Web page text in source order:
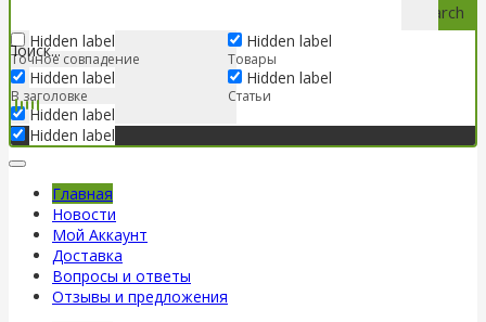
Search
Hidden label
Точное совпадение
Hidden label
В заголовке
Hidden label
Hidden label
Hidden label
Товары
Hidden label
Статьи
Главная
Новости
Мой Аккаунт
Доставка
Вопросы и ответы
Отзывы и предложения